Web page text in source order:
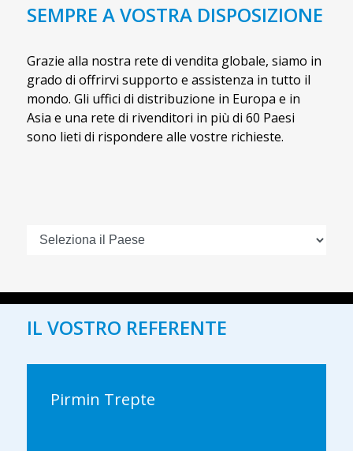
SEMPRE A VOSTRA DISPOSIZIONE
Grazie alla nostra rete di vendita globale, siamo in
grado di offrirvi supporto e assistenza in tutto il
mondo. Gli uffici di distribuzione in Europa e in
Asia e una rete di rivenditori in più di 60 Paesi
sono lieti di rispondere alle vostre richieste.
IL VOSTRO REFERENTE
Pirmin Trepte